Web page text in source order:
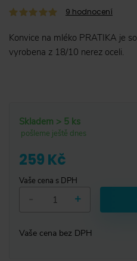
9 hodnocení
Konvice na mléko PRATIKA je
vyrobena z 18/10 nerez oceli.
Skladem > 5 ks
pošleme ještě dnes
259 Kč
Vaše cena s DPH
+
Vaše cena bez DPH